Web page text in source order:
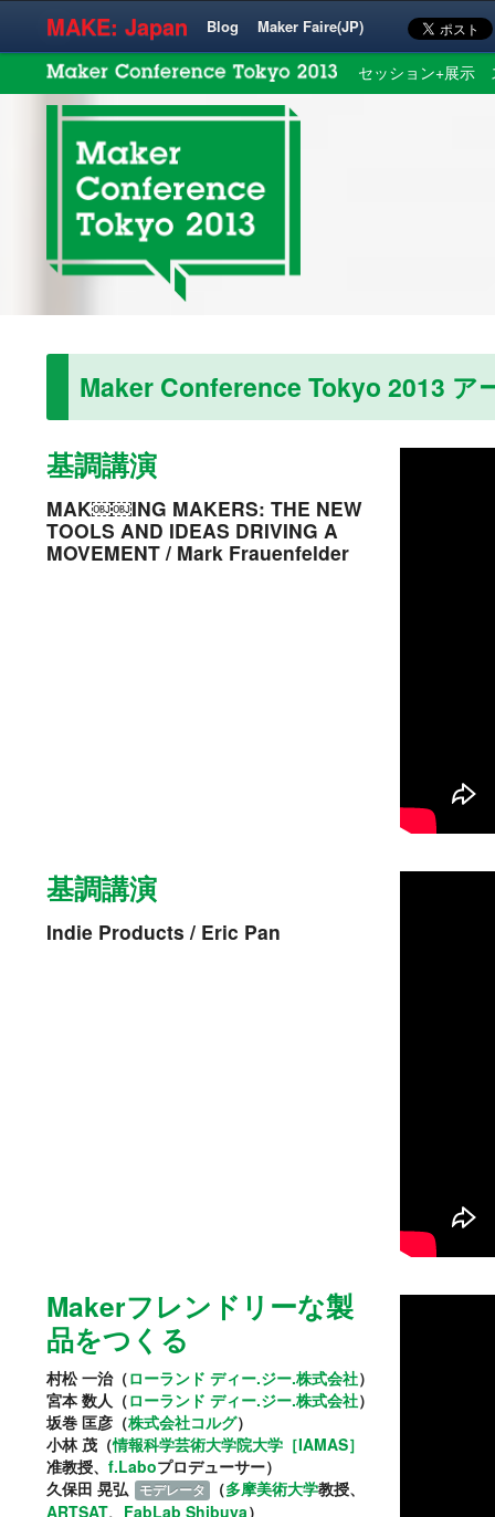
MAKE: Japan Blog Maker Faire(JP)
セッション+展示
Maker Conference Tokyo 2013 ア
基調講演
MAK￼￼ING MAKERS: THE NEW
TOOLS AND IDEAS DRIVING A
MOVEMENT / Mark Frauenfelder
基調講演
Indie Products / Eric Pan
Makerフレンドリーな製
品をつくる
村松 一治（ローランド ディー.ジー.株式会社）
宮本 数人（ローランド ディー.ジー.株式会社）
坂巻 匡彦（株式会社コルグ）
小林 茂（情報科学芸術大学院大学［IAMAS］
准教授、 f.Laboプロデューサー）
久保田 晃弘
モデレータ （多摩美術大学教授、
ARTSAT、 FabLab Shibuya）